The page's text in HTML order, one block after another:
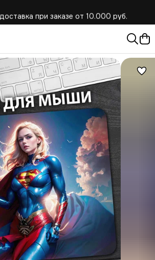
доставка при заказе от 10.000 руб.